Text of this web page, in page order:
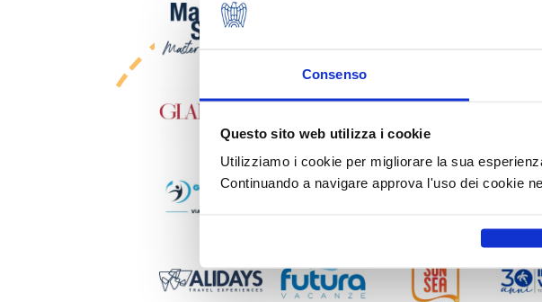
Consenso
Questo sito web utilizza i cookie
Utilizziamo i cookie per migliorare la sua
Continuando a navigare approva l'uso dei cookie